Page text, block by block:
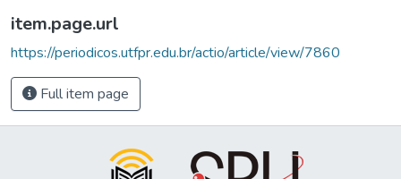
item.page.url
https://periodicos.utfpr.edu.br/actio/article/view/7860
Full item page